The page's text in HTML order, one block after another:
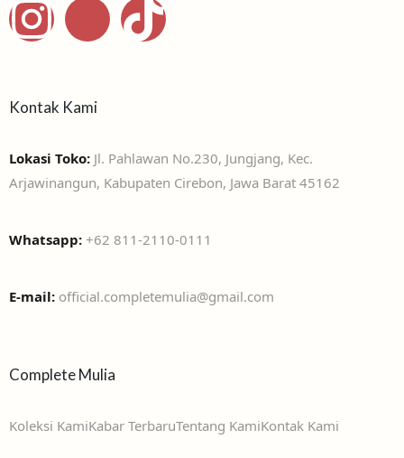
Kontak Kami
Lokasi Toko: Jl. Pahlawan No.230, Jungjang, Kec.
Arjawinangun, Kabupaten Cirebon, Jawa Barat 45162
Whatsapp: +62 811-2110-0111
E-mail: official.completemulia@gmail.com
Complete Mulia
Koleksi KamiKabar TerbaruTentang KamiKontak Kami